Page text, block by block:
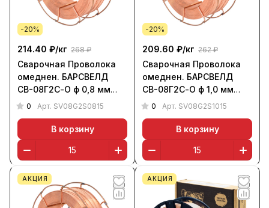
-20%
214.40 ₽/кг 268 ₽
Сварочная Проволока
омеднен. БАРСВЕЛД
СВ-08Г2С-О ф 0,8 мм
(кассета 15 кг, К-300),
0 Арт. SV08G2S0815
В корзину
-20%
209.60 ₽/кг 262 ₽
Сварочная Проволока
омеднен. БАРСВЕЛД
СВ-08Г2С-О ф 1,0 мм
(кассета 15 кг, К-300),
0 Арт. SV08G2S1015
В корзину
АКЦИЯ АКЦИЯ